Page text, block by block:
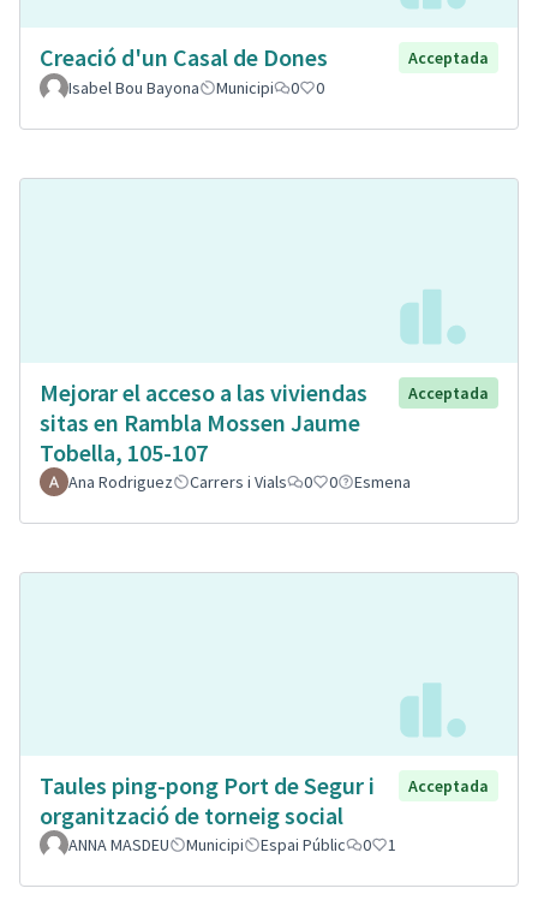
Creació d'un Casal de Dones
Acceptada
Isabel Bou Bayona
Municipi 0 0
Mejorar el acceso a las viviendas
sitas en Rambla Mossen Jaume
Tobella, 105-107
Acceptada
Ana Rodriguez Carrers i Vials 0 0 Esmena
Taules ping-pong Port de Segur i
organització de torneig social
Acceptada
ANNA MASDEU Municipi Espai Públic 0 1